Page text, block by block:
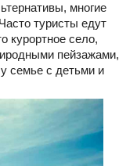
многие
туристы едут
курортное село,
пейзажами,
семье с детьми и